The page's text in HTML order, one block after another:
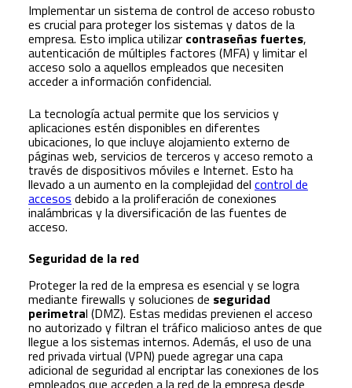
Implementar un sistema de control de acceso robusto
es crucial para proteger los sistemas y datos de la
empresa. Esto implica utilizar contraseñas fuertes,
autenticación de múltiples factores (MFA) y limitar el
acceso solo a aquellos empleados que necesiten
acceder a información confidencial.
La tecnología actual permite que los servicios y
aplicaciones estén disponibles en diferentes
ubicaciones, lo que incluye alojamiento externo de
páginas web, servicios de terceros y acceso remoto a
través de dispositivos móviles e Internet. Esto ha
llevado a un aumento en la complejidad del control de
accesos debido a la proliferación de conexiones
inalámbricas y la diversificación de las fuentes de
acceso.
Seguridad de la red
Proteger la red de la empresa es esencial y se logra
mediante firewalls y soluciones de seguridad
perimetral (DMZ). Estas medidas previenen el acceso
no autorizado y filtran el tráfico malicioso antes de que
llegue a los sistemas internos. Además, el uso de una
red privada virtual (VPN) puede agregar una capa
adicional de seguridad al encriptar las conexiones de los
empleados que acceden a la red de la empresa desde